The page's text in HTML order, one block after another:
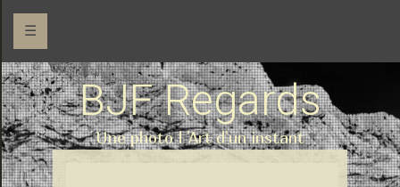
☰
BJF Regards
Une photo l 'Art d'un instant